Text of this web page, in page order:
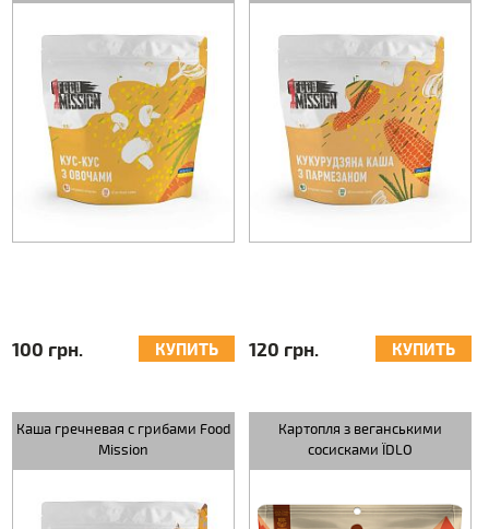
100 грн. КУПИТЬ 120 грн. КУПИТЬ
Каша гречневая с грибами Food
Mission
Картопля з веганськими
сосисками ЇDLO